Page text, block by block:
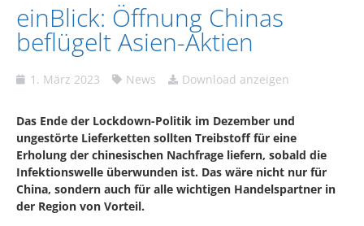
einBlick: Öffnung Chinas
beflügelt Asien-Aktien
1. März 2023 News Download anzeigen
Das Ende der Lockdown-Politik im Dezember und
ungestörte Lieferketten sollten Treibstoff für eine
Erholung der chinesischen Nachfrage liefern, sobald die
Infektionswelle überwunden ist. Das wäre nicht nur für
China, sondern auch für alle wichtigen Handelspartner in
der Region von Vorteil.